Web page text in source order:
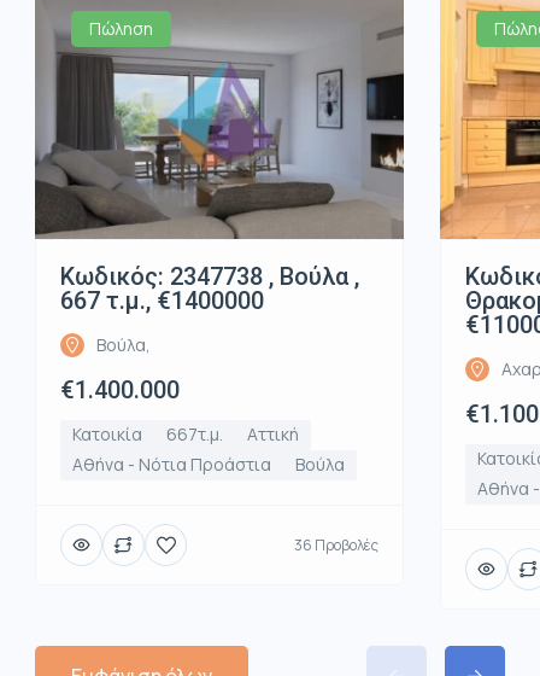
Πώληση
Κωδικός: 2347738 , Βούλα ,
667 τ.μ., €1400000
Βούλα,
€1.400.000
Κατοικία 667τ.μ.
Αττική
Αθήνα - Νότια Προάστια
Βούλα
36 Προβολές
Αθήνα